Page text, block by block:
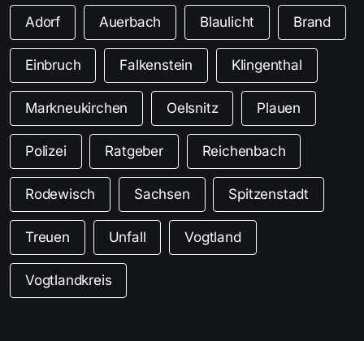
Adorf Auerbach Blaulicht Brand
Einbruch Falkenstein Klingenthal
Markneukirchen Oelsnitz Plauen
Polizei Ratgeber Reichenbach
Rodewisch Sachsen Spitzenstadt
Treuen Unfall Vogtland
Vogtlandkreis